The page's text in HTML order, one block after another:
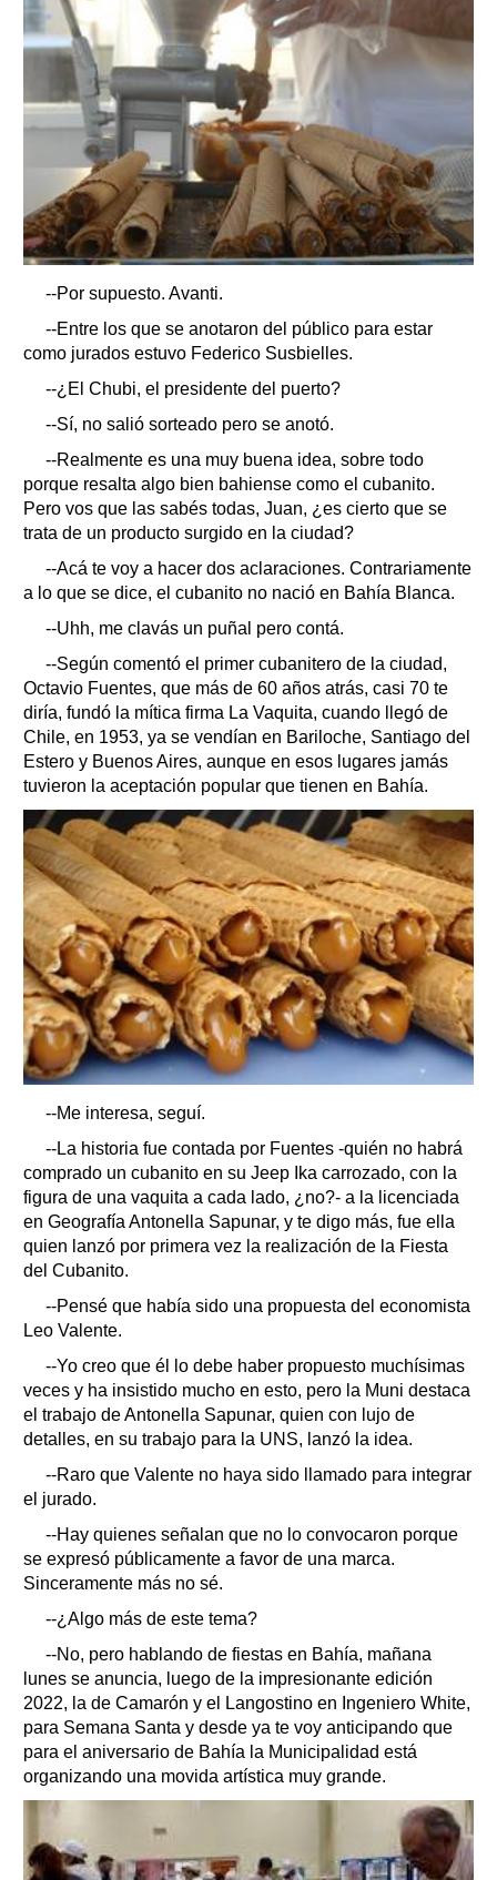
--Por supuesto. Avanti.
--Entre los que se anotaron del público para estar
como jurados estuvo Federico Susbielles.
--¿El Chubi, el presidente del puerto?
--Sí, no salió sorteado pero se anotó.
--Realmente es una muy buena idea, sobre todo
porque resalta algo bien bahiense como el cubanito.
Pero vos que las sabés todas, Juan, ¿es cierto que se
trata de un producto surgido en la ciudad?
--Acá te voy a hacer dos aclaraciones. Contrariamente
a lo que se dice, el cubanito no nació en Bahía Blanca.
--Uhh, me clavás un puñal pero contá.
--Según comentó el primer cubanitero de la ciudad,
Octavio Fuentes, que más de 60 años atrás, casi 70 te
diría, fundó la mítica firma La Vaquita, cuando llegó de
Chile, en 1953, ya se vendían en Bariloche, Santiago del
Estero y Buenos Aires, aunque en esos lugares jamás
tuvieron la aceptación popular que tienen en Bahía.
--Me interesa, seguí.
--La historia fue contada por Fuentes -quién no habrá
comprado un cubanito en su Jeep Ika carrozado, con la
figura de una vaquita a cada lado, ¿no?- a la licenciada
en Geografía Antonella Sapunar, y te digo más, fue ella
quien lanzó por primera vez la realización de la Fiesta
del Cubanito.
--Pensé que había sido una propuesta del economista
Leo Valente.
--Yo creo que él lo debe haber propuesto muchísimas
veces y ha insistido mucho en esto, pero la Muni destaca
el trabajo de Antonella Sapunar, quien con lujo de
detalles, en su trabajo para la UNS, lanzó la idea.
--Raro que Valente no haya sido llamado para integrar
el jurado.
--Hay quienes señalan que no lo convocaron porque
se expresó públicamente a favor de una marca.
Sinceramente más no sé.
--¿Algo más de este tema?
--No, pero hablando de fiestas en Bahía, mañana
lunes se anuncia, luego de la impresionante edición
2022, la de Camarón y el Langostino en Ingeniero White,
para Semana Santa y desde ya te voy anticipando que
para el aniversario de Bahía la Municipalidad está
organizando una movida artística muy grande.